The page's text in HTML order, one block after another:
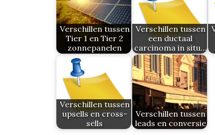
Verschillen tussen
Tier 1 en Tier 2
zonnepanelen
Verschillen tussen
een ductaal
carcinoma in situ…
Verschillen tussen
upsells en cross-
sells
Verschillen tussen
leads en conversie